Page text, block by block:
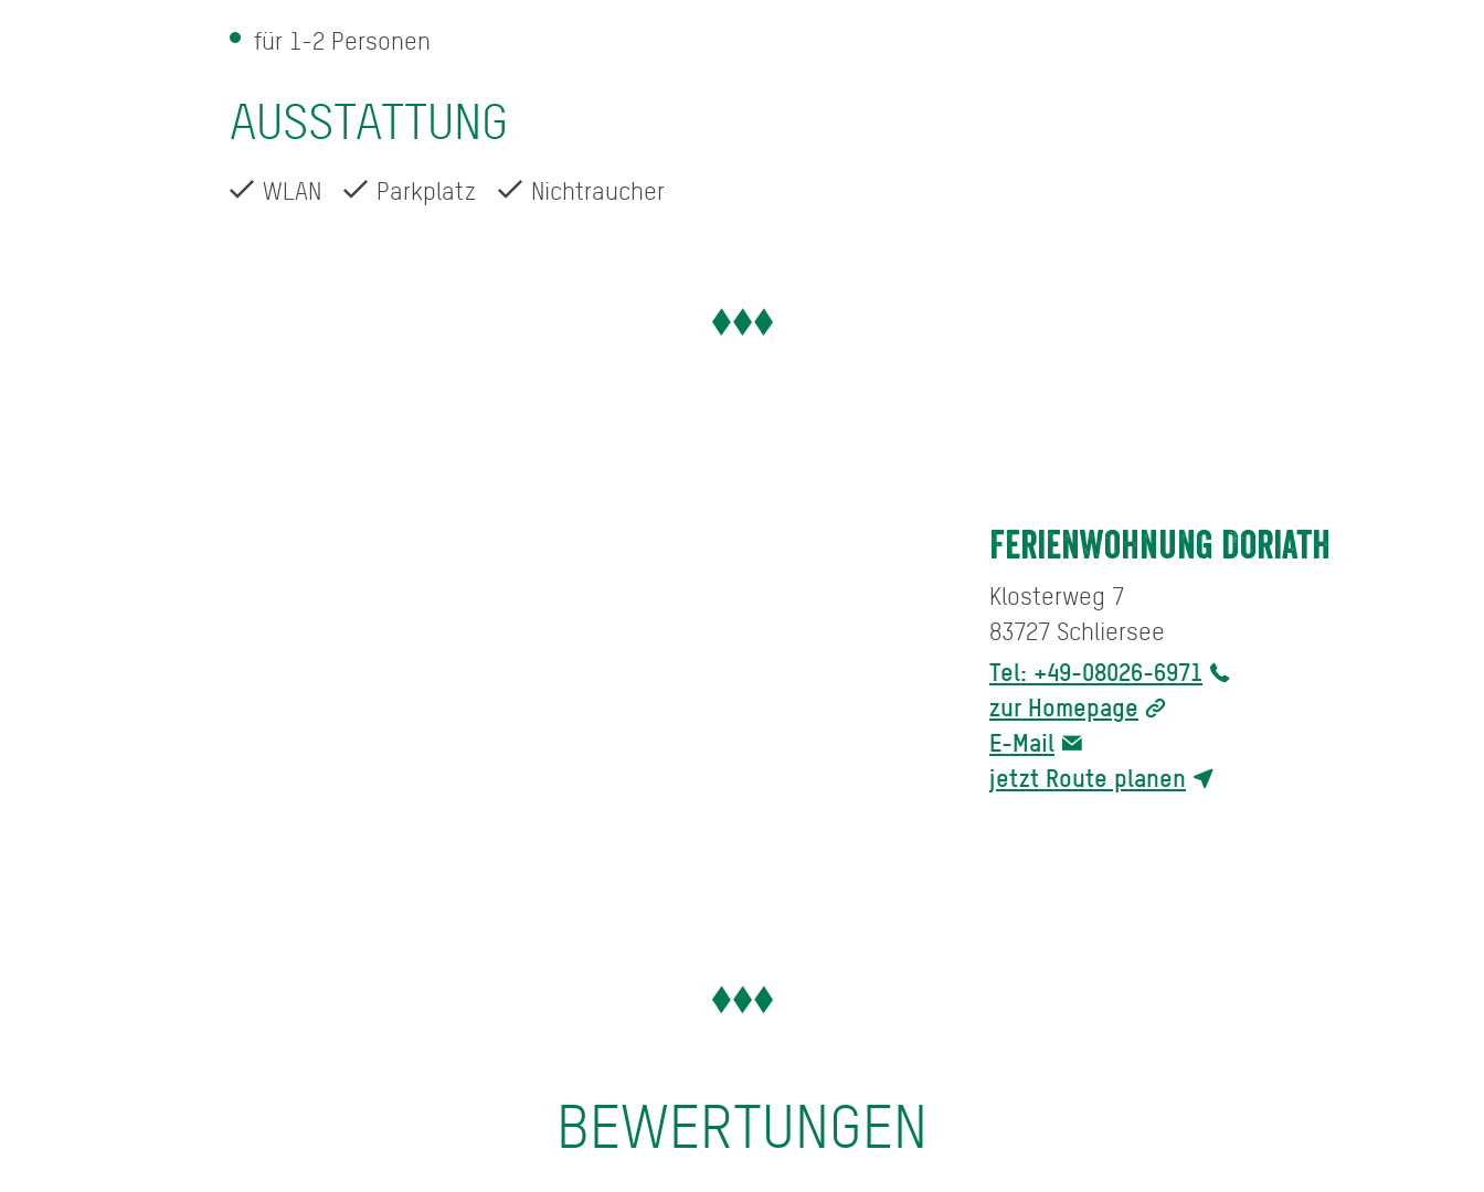
für 1-2 Personen
AUSSTATTUNG
WLAN Parkplatz Nichtraucher
Ferienwohnung Doriath
Klosterweg 7
83727 Schliersee
Tel: +49-08026-6971
zur Homepage
E-Mail
jetzt Route planen
BEWERTUNGEN